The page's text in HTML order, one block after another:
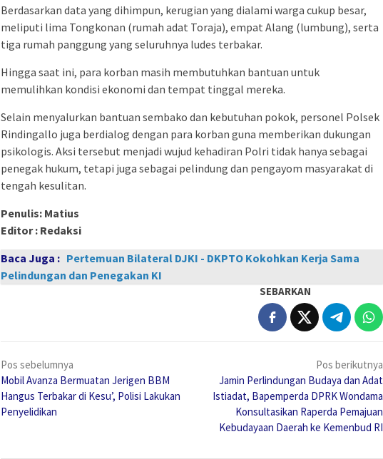
Berdasarkan data yang dihimpun, kerugian yang dialami warga cukup besar,
meliputi lima Tongkonan (rumah adat Toraja), empat Alang (lumbung), serta
tiga rumah panggung yang seluruhnya ludes terbakar.
Hingga saat ini, para korban masih membutuhkan bantuan untuk
memulihkan kondisi ekonomi dan tempat tinggal mereka.
Selain menyalurkan bantuan sembako dan kebutuhan pokok, personel Polsek
Rindingallo juga berdialog dengan para korban guna memberikan dukungan
psikologis. Aksi tersebut menjadi wujud kehadiran Polri tidak hanya sebagai
penegak hukum, tetapi juga sebagai pelindung dan pengayom masyarakat di
tengah kesulitan.
Penulis: Matius
Editor : Redaksi
Baca Juga : Pertemuan Bilateral DJKI - DKPTO Kokohkan Kerja Sama
Pelindungan dan Penegakan KI
SEBARKAN
Navigasi
pos
Pos sebelumnya
Mobil Avanza Bermuatan Jerigen BBM
Hangus Terbakar di Kesu’, Polisi Lakukan
Penyelidikan
Pos berikutnya
Jamin Perlindungan Budaya dan Adat
Istiadat, Bapemperda DPRK Wondama
Konsultasikan Raperda Pemajuan
Kebudayaan Daerah ke Kemenbud RI